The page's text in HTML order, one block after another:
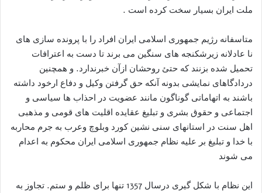
ملت ایران بسیار سخت کرده است .
متاسفانه رژیم جمهوری اسلامی ایران افراد را با پرونده سازی های
نا عادلانه زیرشکنجه های سنگین می برند تا دست به اعترافات
تحمیل شده بزنند که حتئ روحشان ازآن خبرندارد. و همچنین
دردادگاهای نمایشی بدونه آنکه حق گرفتن وکیل و دفاع ارخود داشته
باشند به اتهاماتی گوناگون مانند عضویت در احذاب ها سیاسی و
اجتماعی و حقوق بشری و تبلیغ عقایده اقلیت های قومی و مذهبی
اهل سنت در استانهای سنی نشین کورد وبلوچ وعرب به جرم محاربه
با خدا و تبلیغ بر علیه نظام جمهوری اسلامی ایران محکوم به اعدام
می شوند
این نظام با شکل گیری درسال 1357 تنها برای ظلم و ستم. تجاوز به